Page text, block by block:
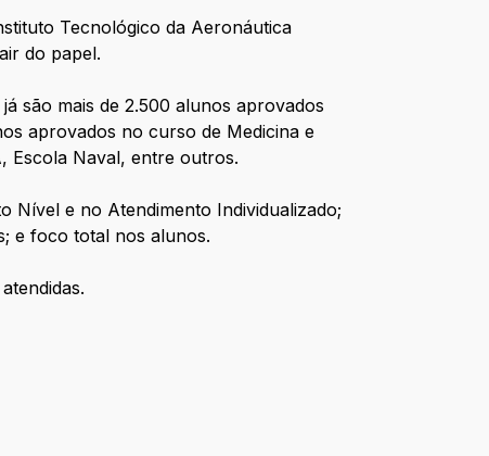
Tecnológico da Aeronáutica
do papel.
são mais de 2.500 alunos aprovados
aprovados no curso de Medicina e
Escola Naval, entre outros.
Nível e no Atendimento Individualizado;
e foco total nos alunos.